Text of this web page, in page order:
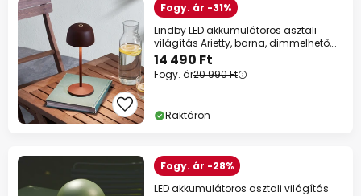
Fogy. ár -31%
Lindby LED akkumulátoros asztali
világítás Arietty, barna, dimmelhető,
IP65
14 490 Ft
Fogy. ár20 990 Ft
Raktáron
Fogy. ár -28%
LED akkumulátoros asztali világítás